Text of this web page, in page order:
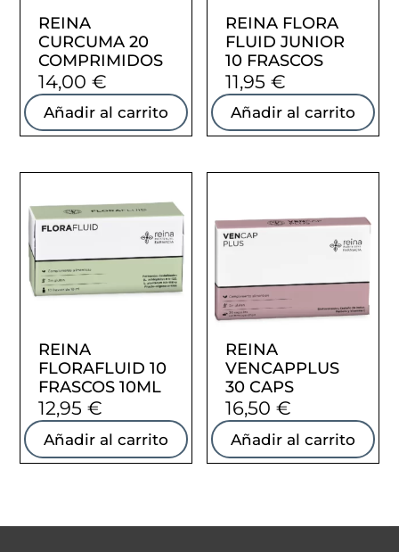
REINA
CURCUMA 20
COMPRIMIDOS
14,00€
Añadir al carrito
REINA FLORA
FLUID JUNIOR
10 FRASCOS
11,95€
Añadir al carrito
REINA
FLORAFLUID 10
FRASCOS 10ML
12,95€
Añadir al carrito
REINA
VENCAPPLUS
30 CAPS
16,50€
Añadir al carrito